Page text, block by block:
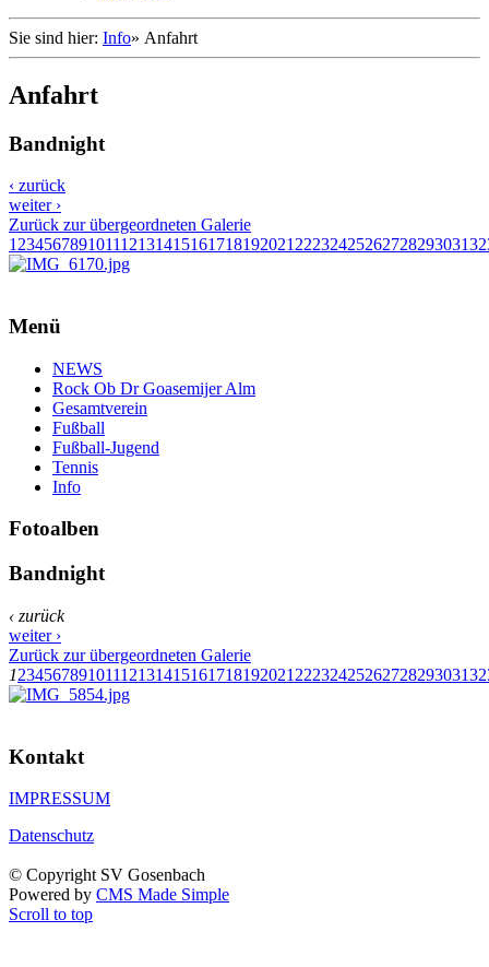
Sie sind hier: Info» Anfahrt
Anfahrt
Bandnight
‹ zurück
weiter ›
Zurück zur übergeordneten Galerie
1 23456789101112131415161718192021 2223242526272829303132
Menü
NEWS
Rock Ob Dr Goasemijer Alm
Gesamtverein
Fußball
Fußball-Jugend
Tennis
Info
Fotoalben
Bandnight
‹ zurück
weiter ›
Zurück zur übergeordneten Galerie
123456789101112131415161718192021 2223242526272829303132
Kontakt
IMPRESSUM
Datenschutz
© Copyright SV Gosenbach
Powered by CMS Made Simple
Scroll to top